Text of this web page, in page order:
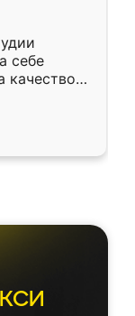
себе
качеством
почти